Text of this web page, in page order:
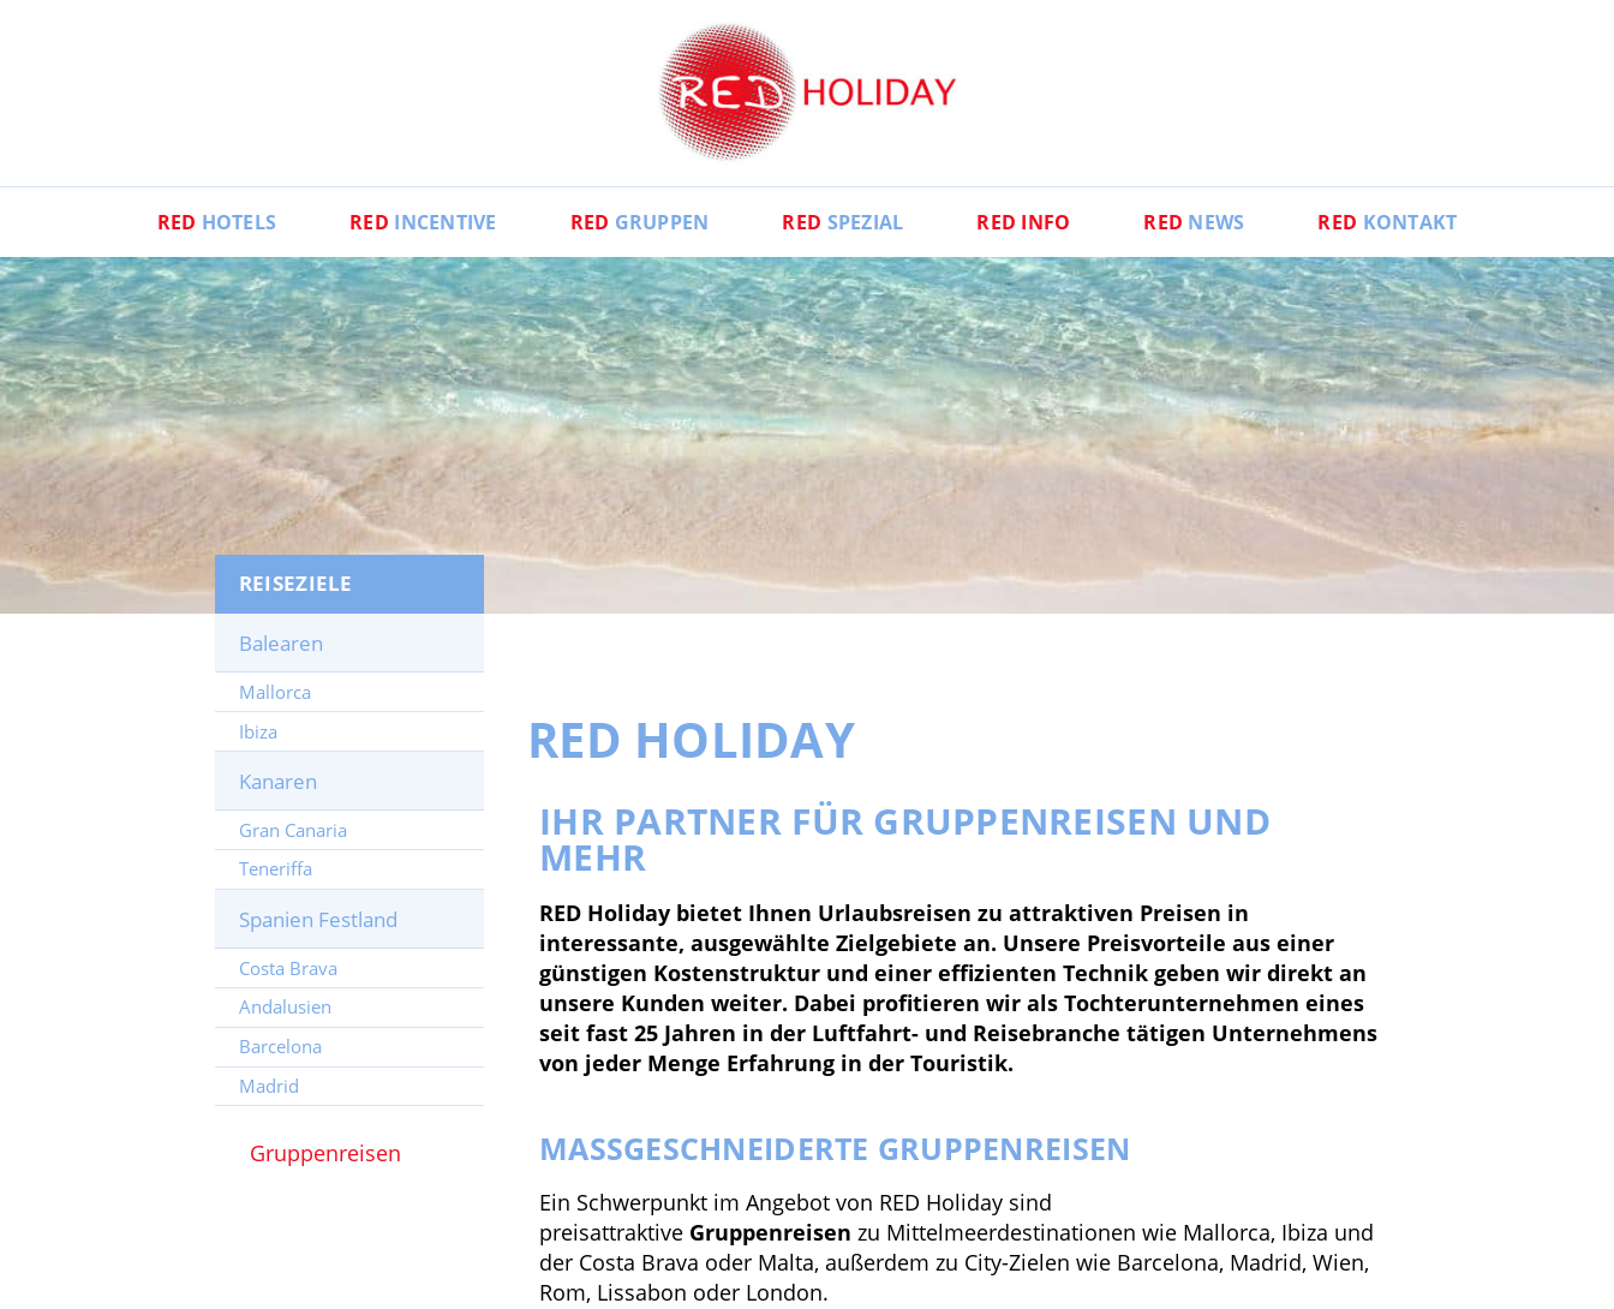
RED HOTELS RED INCENTIVE RED GRUPPEN RED SPEZIAL RED INFO RED NEWS RED KONTAKT
REISEZIELE
Balearen
Mallorca
Ibiza
Kanaren
Gran Canaria
Teneriffa
Spanien Festland
Costa Brava
Andalusien
Barcelona
Madrid
Gruppenreisen
RED HOLIDAY
IHR PARTNER FÜR GRUPPENREISEN UND
MEHR
RED Holiday bietet Ihnen Urlaubsreisen zu attraktiven Preisen in
interessante, ausgewählte Zielgebiete an. Unsere Preisvorteile aus einer
günstigen Kostenstruktur und einer effizienten Technik geben wir direkt an
unsere Kunden weiter. Dabei profitieren wir als Tochterunternehmen eines
seit fast 25 Jahren in der Luftfahrt- und Reisebranche tätigen Unternehmens
von jeder Menge Erfahrung in der Touristik.
MASSGESCHNEIDERTE GRUPPENREISEN
Ein Schwerpunkt im Angebot von RED Holiday sind
preisattraktive Gruppenreisen zu Mittelmeerdestinationen wie Mallorca, Ibiza und
der Costa Brava oder Malta, außerdem zu City-Zielen wie Barcelona, Madrid, Wien,
Rom, Lissabon oder London.